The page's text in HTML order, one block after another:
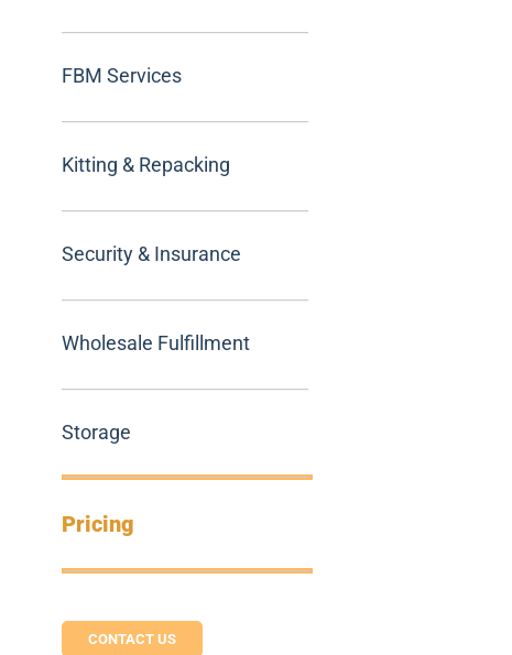
FBM Services
Kitting & Repacking
Security & Insurance
Wholesale Fulfillment
Storage
Pricing
CONTACT US